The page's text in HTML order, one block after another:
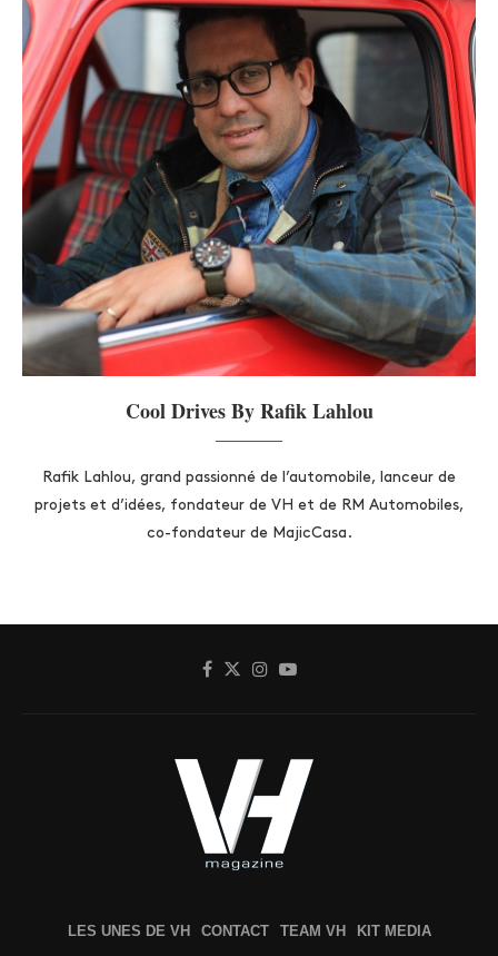
Cool Drives By Rafik Lahlou
Rafik Lahlou, grand passionné de l’automobile, lanceur de
projets et d’idées, fondateur de VH et de RM Automobiles,
co-fondateur de MajicCasa.
LES UNES DE VH CONTACT TEAM VH KIT MEDIA